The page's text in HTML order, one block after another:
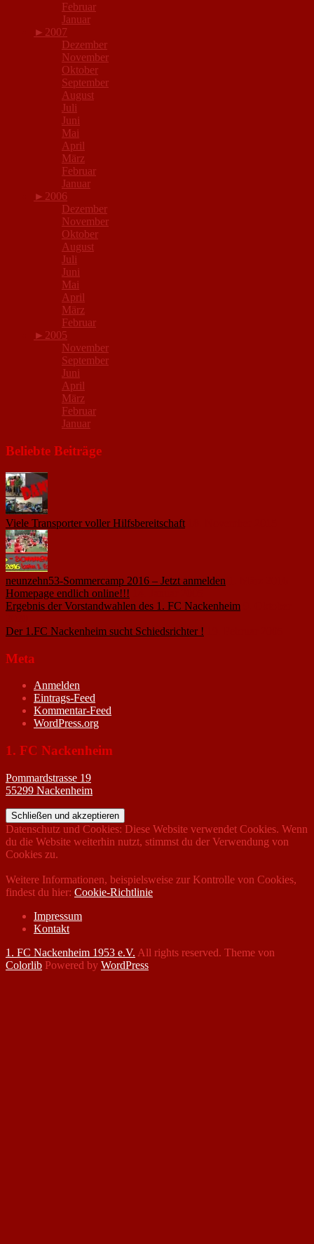
Februar
Januar
► 2007
Dezember
November
Oktober
September
August
Juli
Juni
Mai
April
März
Februar
Januar
► 2006
Dezember
November
Oktober
August
Juli
Juni
Mai
April
März
Februar
► 2005
November
September
Juni
April
März
Februar
Januar
Beliebte Beiträge
Viele Transporter voller Hilfsbereitschaft
neunzehn53-Sommercamp 2016 – Jetzt anmelden
Homepage endlich online!!!
Ergebnis der Vorstandwahlen des 1. FC Nackenheim
Der 1.FC Nackenheim sucht Schiedsrichter !
Meta
Anmelden
Eintrags-Feed
Kommentar-Feed
WordPress.org
1. FC Nackenheim
Pommardstrasse 19
55299 Nackenheim
Datenschutz und Cookies: Diese Website verwendet Cookies. Wenn
du die Website weiterhin nutzt, stimmst du der Verwendung von
Cookies zu.
Weitere Informationen, beispielsweise zur Kontrolle von Cookies,
findest du hier: Cookie-Richtlinie
Impressum
Kontakt
1. FC Nackenheim 1953 e.V. All rights reserved. Theme von
Colorlib Powered by WordPress